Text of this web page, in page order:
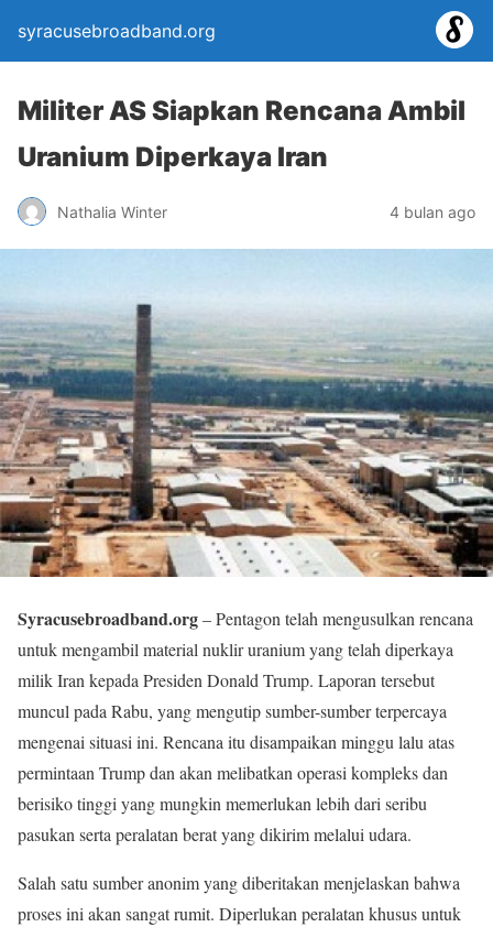
syracusebroadband.org
Militer AS Siapkan Rencana Ambil
Uranium Diperkaya Iran
Nathalia Winter 4 bulan ago
Syracusebroadband.org– Pentagon telah mengusulkan rencana
untuk mengambil material nuklir uranium yang telah diperkaya
milik Iran kepada Presiden Donald Trump. Laporan tersebut
muncul pada Rabu, yang mengutip sumber-sumber terpercaya
mengenai situasi ini. Rencana itu disampaikan minggu lalu atas
permintaan Trump dan akan melibatkan operasi kompleks dan
berisiko tinggi yang mungkin memerlukan lebih dari seribu
pasukan serta peralatan berat yang dikirim melalui udara.
Salah satu sumber anonim yang diberitakan menjelaskan bahwa
proses ini akan sangat rumit. Diperlukan peralatan khusus untuk